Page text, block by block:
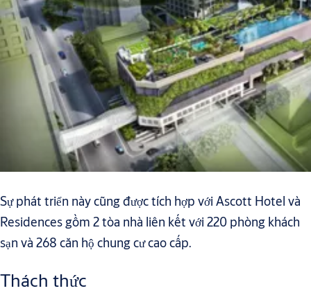
Sự phát triển này cũng được tích hợp với Ascott Hotel và
Residences gồm 2 tòa nhà liên kết với 220 phòng khách
sạn và 268 căn hộ chung cư cao cấp.
Thách thức